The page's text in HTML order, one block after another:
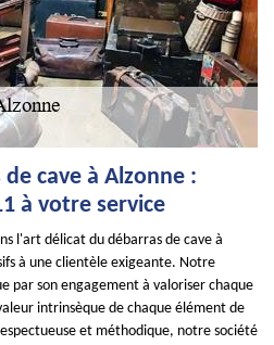
cave à Alzonne :
à votre service
l'art délicat du débarras de cave à
à une clientèle exigeante. Notre
par son engagement à valoriser chaque
intrinsèque de chaque élément de
et méthodique, notre société